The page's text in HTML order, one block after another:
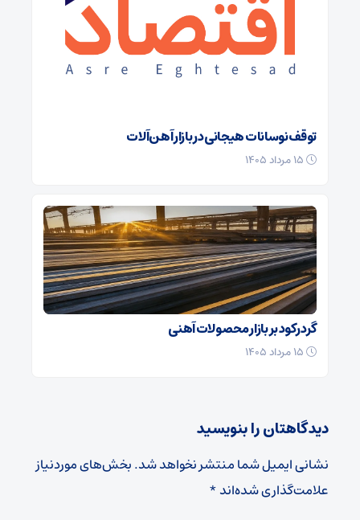
توقف نوسانات هیجانی در بازار آهن‌آلات
گرد رکود بر بازار محصولات آهنی
دیدگاهتان را بنویسید
نشانی ایمیل شما منتشر نخواهد شد.بخش‌های موردنیاز
علامت‌گذاری شده‌اند*